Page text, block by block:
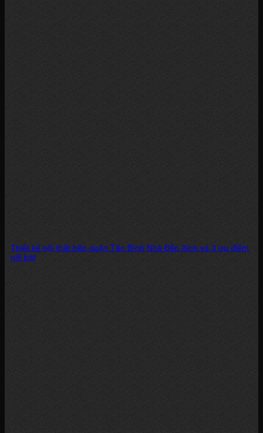
Thiết kế nội thất bếp quận Tân Bình Nhà Bếp Xinh và 3 ưu điểm
nổi bật